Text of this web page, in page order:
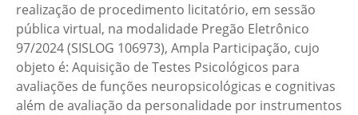
realização de procedimento licitatório, em sessão
pública virtual, na modalidade Pregão Eletrônico
97/2024 (SISLOG 106973), Ampla Participação, cujo
objeto é: Aquisição de Testes Psicológicos para
avaliações de funções neuropsicológicas e cognitivas
além de avaliação da personalidade por instrumentos